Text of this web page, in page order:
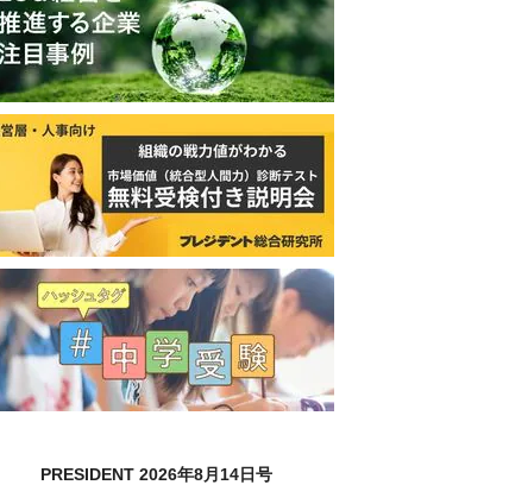
PRESIDENT 2026年8月14日号